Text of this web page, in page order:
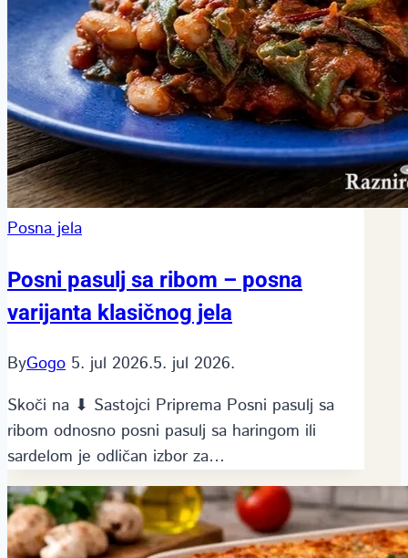
Posna jela
Posni pasulj sa ribom – posna
varijanta klasičnog jela
ByGogo 5. jul 2026.5. jul 2026.
Skoči na ⬇ Sastojci Priprema Posni pasulj sa
ribom odnosno posni pasulj sa haringom ili
sardelom je odličan izbor za…